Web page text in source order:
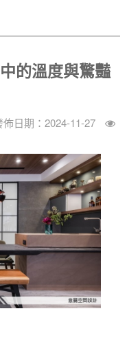
的溫度與驚豔
佈日期：2024-11-27